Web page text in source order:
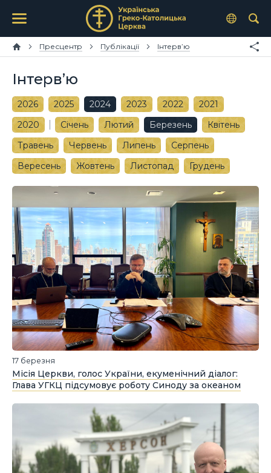
Пресцентр Публікації Інтерв’ю
Інтерв’ю
2026 2025 2024 2023 2022
2021
2020
Січень Лютий Березень
Квітень
Травень
Червень Липень
Серпень
Вересень
Жовтень Листопад Грудень
17 березня
Місія Церкви, голос України, екуменічний діалог:
Глава УГКЦ підсумовує роботу Синоду за океаном